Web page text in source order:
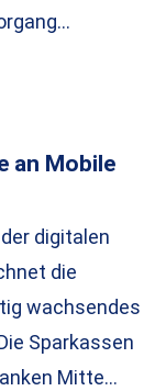
an Mobile
digitalen
die
wachsendes
Sparkassen
Mitte…